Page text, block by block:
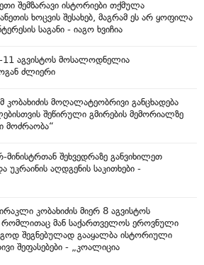
შემზარავი ისტორიები თქმულა
ხოცვის შესახებ, მაგრამ ეს არ ყოფილა
საგანი - იაგო ხვიჩია
აგვისტოს მოსალოდნელია
ძლიერი
მოღალატეობრივი განცხადება
შეწირული გმირების მემორიალზე
მოძრაობა“
მინისტრთან შეხვედრაზე განვიხილეთ
უკრაინის აღდგენის საკითხები -
კობახიძის მიერ 8 აგვისტოს
რომლითაც მან საქართველოს ეროვნული
შეგნებულად გააყალბა ისტორიული
შეფასებები - „კოალიცია